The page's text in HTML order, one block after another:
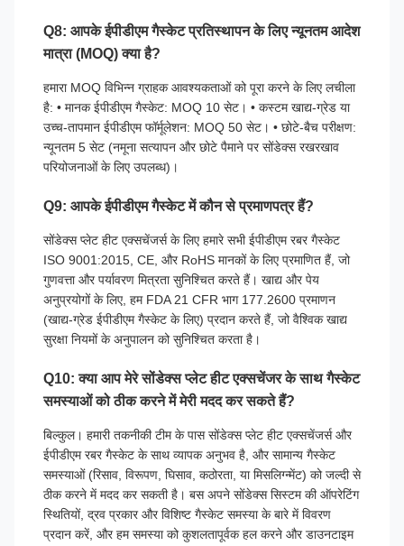
Q8: आपके ईपीडीएम गैस्केट प्रतिस्थापन के लिए न्यूनतम आदेश
मात्रा (MOQ) क्या है?
हमारा MOQ विभिन्न ग्राहक आवश्यकताओं को पूरा करने के लिए लचीला
है: • मानक ईपीडीएम गैस्केट: MOQ 10 सेट। • कस्टम खाद्य-ग्रेड या
उच्च-तापमान ईपीडीएम फॉर्मूलेशन: MOQ 50 सेट। • छोटे-बैच परीक्षण:
न्यूनतम 5 सेट (नमूना सत्यापन और छोटे पैमाने पर सोंडेक्स रखरखाव
परियोजनाओं के लिए उपलब्ध)।
Q9: आपके ईपीडीएम गैस्केट में कौन से प्रमाणपत्र हैं?
सोंडेक्स प्लेट हीट एक्सचेंजर्स के लिए हमारे सभी ईपीडीएम रबर गैस्केट
ISO 9001:2015, CE, और RoHS मानकों के लिए प्रमाणित हैं, जो
गुणवत्ता और पर्यावरण मित्रता सुनिश्चित करते हैं। खाद्य और पेय
अनुप्रयोगों के लिए, हम FDA 21 CFR भाग 177.2600 प्रमाणन
(खाद्य-ग्रेड ईपीडीएम गैस्केट के लिए) प्रदान करते हैं, जो वैश्विक खाद्य
सुरक्षा नियमों के अनुपालन को सुनिश्चित करता है।
Q10: क्या आप मेरे सोंडेक्स प्लेट हीट एक्सचेंजर के साथ गैस्केट
समस्याओं को ठीक करने में मेरी मदद कर सकते हैं?
बिल्कुल। हमारी तकनीकी टीम के पास सोंडेक्स प्लेट हीट एक्सचेंजर्स और
ईपीडीएम रबर गैस्केट के साथ व्यापक अनुभव है, और सामान्य गैस्केट
समस्याओं (रिसाव, विरूपण, घिसाव, कठोरता, या मिसलिग्न्मेंट) को जल्दी से
ठीक करने में मदद कर सकती है। बस अपने सोंडेक्स सिस्टम की ऑपरेटिंग
स्थितियों, द्रव प्रकार और विशिष्ट गैस्केट समस्या के बारे में विवरण
प्रदान करें, और हम समस्या को कुशलतापूर्वक हल करने और डाउनटाइम